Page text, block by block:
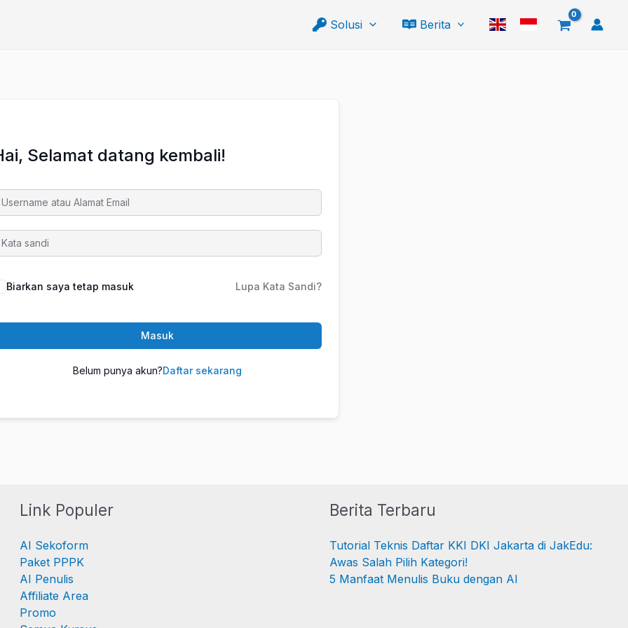
Solusi
Berita
Selamat datang kembali!
Biarkan saya tetap masuk Lupa Kata Sandi?
Masuk
Belum punya akun?Daftar sekarang
Link Populer
AI Sekoform
Paket PPPK
AI Penulis
Affiliate Area
Promo
Berita Terbaru
Tutorial Teknis Daftar KKI DKI Jakarta di JakEdu:
Awas Salah Pilih Kategori!
5 Manfaat Menulis Buku dengan AI